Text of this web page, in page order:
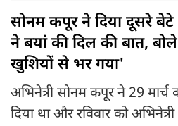
सोनम कपूर ने दिया दूसरे
ने बयां की दिल की बात,
खुशियों से भर गया'
अभिनेत्री सोनम कपूर ने 29
दिया था और रविवार को